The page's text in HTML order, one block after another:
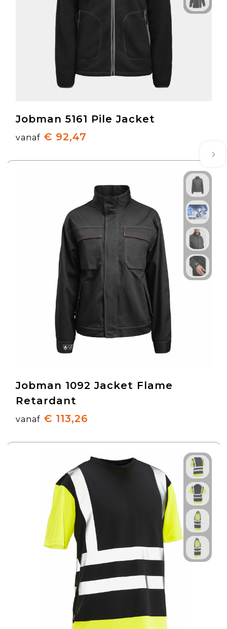
Jobman 5161 Pile Jacket
vanaf € 92,47
Jobman 1092 Jacket Flame
Retardant
vanaf € 113,26